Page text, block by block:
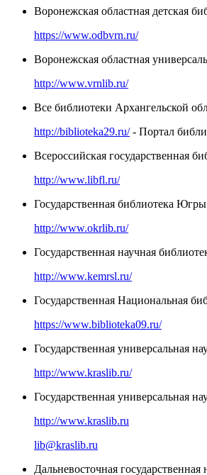
Воронежская областная детская
https://www.odbvrn.ru/
Воронежская областная
http://www.vrnlib.ru/
Все библиотеки Архангельской
http://biblioteka29.ru/- Портал
Всероссийская государственная
http://www.libfl.ru/
Государственная библиотека Югры
http://www.okrlib.ru/
Государственная научная
http://www.kemrsl.ru/
Государственная Национальная
https://www.biblioteka09.ru/
Государственная универсальная
http://www.kraslib.ru/
Государственная универсальная
http://www.kraslib.ru
lib@kraslib.ru
Дальневосточная государственная